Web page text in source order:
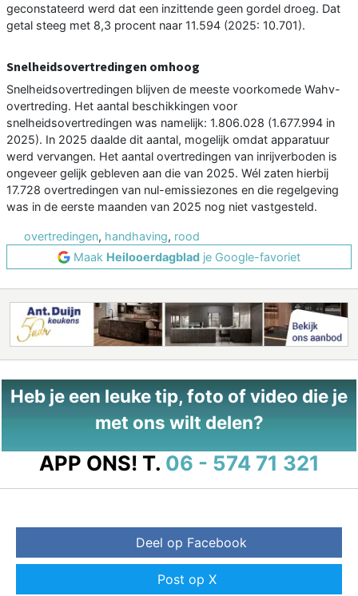
geconstateerd werd dat een inzittende geen gordel droeg. Dat
getal steeg met 8,3 procent naar 11.594 (2025: 10.701).
Snelheidsovertredingen omhoog
Snelheidsovertredingen blijven de meeste voorkomede Wahv-
overtreding. Het aantal beschikkingen voor
snelheidsovertredingen was namelijk: 1.806.028 (1.677.994 in
2025). In 2025 daalde dit aantal, mogelijk omdat apparatuur
werd vervangen. Het aantal overtredingen van inrijverboden is
ongeveer gelijk gebleven aan die van 2025. Wél zaten hierbij
17.728 overtredingen van nul-emissiezones en die regelgeving
was in de eerste maanden van 2025 nog niet vastgesteld.
overtredingen, handhaving, rood
Maak Heilooerdagblad je Google-favoriet
Heb je een leuke tip, foto of video die je
met ons wilt delen?
APP ONS! T. 06 - 574 71 321
Deel op Facebook
Post op X